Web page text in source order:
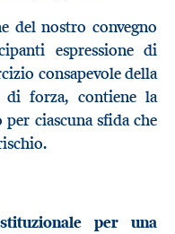
del nostro convegno
espressione di
consapevole della
forza, contiene la
per ciascuna sfida che
per una